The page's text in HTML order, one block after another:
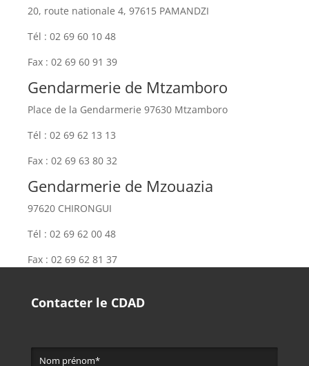
20, route nationale 4, 97615 PAMANDZI
Tél : 02 69 60 10 48
Fax : 02 69 60 91 39
Gendarmerie de Mtzamboro
Place de la Gendarmerie 97630 Mtzamboro
Tél : 02 69 62 13 13
Fax : 02 69 63 80 32
Gendarmerie de Mzouazia
97620 CHIRONGUI
Tél : 02 69 62 00 48
Fax : 02 69 62 81 37
Contacter le CDAD